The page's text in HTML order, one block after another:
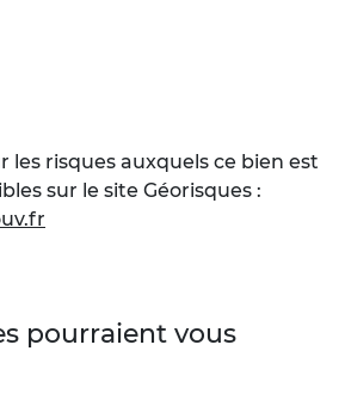
les risques auxquels ce bien est
sur le site Géorisques :
pourraient vous